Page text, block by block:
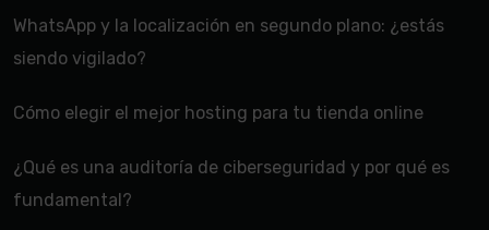
WhatsApp y la localización en segundo plano: ¿estás
siendo vigilado?
Cómo elegir el mejor hosting para tu tienda online
¿Qué es una auditoría de ciberseguridad y por qué es
fundamental?